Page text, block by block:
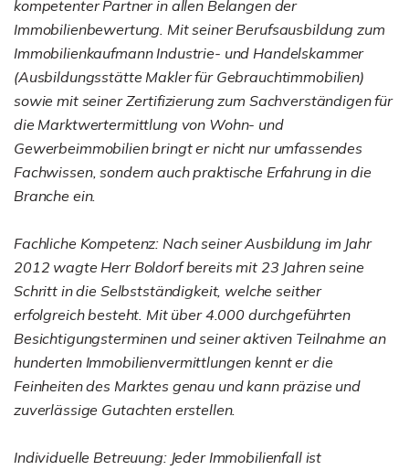
kompetenter Partner in allen Belangen der
Immobilienbewertung. Mit seiner Berufsausbildung zum
Immobilienkaufmann Industrie- und Handelskammer
(Ausbildungsstätte Makler für Gebrauchtimmobilien)
sowie mit seiner Zertifizierung zum Sachverständigen für
die Marktwertermittlung von Wohn- und
Gewerbeimmobilien bringt er nicht nur umfassendes
Fachwissen, sondern auch praktische Erfahrung in die
Branche ein.
Fachliche Kompetenz: Nach seiner Ausbildung im Jahr
2012 wagte Herr Boldorf bereits mit 23 Jahren seine
Schritt in die Selbstständigkeit, welche seither
erfolgreich besteht. Mit über 4.000 durchgeführten
Besichtigungsterminen und seiner aktiven Teilnahme an
hunderten Immobilienvermittlungen kennt er die
Feinheiten des Marktes genau und kann präzise und
zuverlässige Gutachten erstellen.
Individuelle Betreuung: Jeder Immobilienfall ist